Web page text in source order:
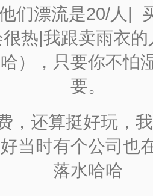
们漂流是20/人|
热|我跟卖雨衣
），只要你不怕
要。
，还算挺好玩，
当时有个公司也
落水哈哈